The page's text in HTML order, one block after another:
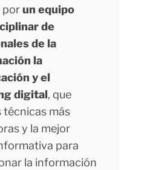
porun equipo
de
de la
la
y el
digital, que
técnicas más
y la mejor
para
la información